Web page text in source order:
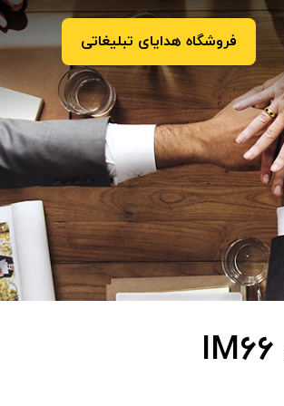
فروشگاه هدایای تبلیغاتی